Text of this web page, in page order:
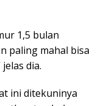
1,5 bulan
paling mahal bisa
dia.
ini ditekuninya